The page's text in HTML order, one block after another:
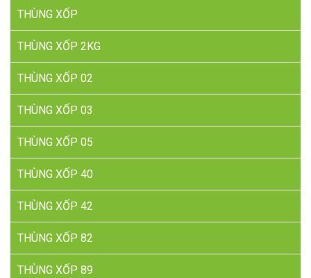
THÙNG XỐP
THÙNG XỐP 2KG
THÙNG XỐP 02
THÙNG XỐP 03
THÙNG XỐP 05
THÙNG XỐP 40
THÙNG XỐP 42
THÙNG XỐP 82
THÙNG XỐP 89